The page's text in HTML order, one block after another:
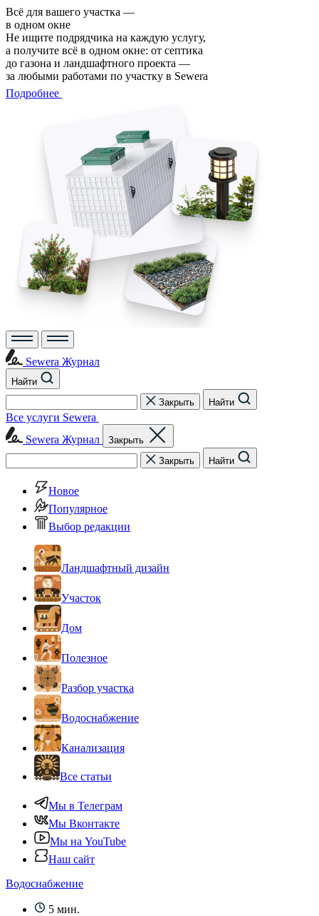
Всё для вашего участка —
в одном окне
Не ищите подрядчика на каждую услугу,
а получите всё в одном окне: от септика
до газона и ландшафтного проекта —
за любыми работами по участку в Sewera
Подробнее
Sewera Журнал
Найти
Закрыть
Найти
Все услуги Sewera
Sewera Журнал
Закрыть
Закрыть
Найти
Новое
Популярное
Выбор редакции
Ландшафтный дизайн
Участок
Дом
Полезное
Разбор участка
Водоснабжение
Канализация
Все статьи
Мы в Телеграм
Мы Вконтакте
Мы на YouTube
Наш сайт
Водоснабжение
5 мин.